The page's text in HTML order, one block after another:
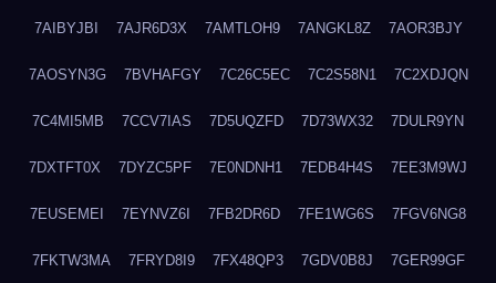
7AIBYJBI 7AJR6D3X 7AMTLOH9 7ANGKL8Z 7AOR3BJY
7AOSYN3G 7BVHAFGY 7C26C5EC 7C2S58N1 7C2XDJQN
7C4MI5MB 7CCV7IAS 7D5UQZFD 7D73WX32 7DULR9YN
7DXTFT0X 7DYZC5PF 7E0NDNH1 7EDB4H4S 7EE3M9WJ
7EUSEMEI 7EYNVZ6I 7FB2DR6D 7FE1WG6S 7FGV6NG8
7FKTW3MA 7FRYD8I9 7FX48QP3 7GDV0B8J 7GER99GF